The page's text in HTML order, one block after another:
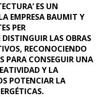
ES UN
EMPRESA BAUMIT Y
PER
DISTINGUIR LAS OBRAS
RECONOCIENDO
PARA CONSEGUIR UNA
Y LA
POTENCIAR LA